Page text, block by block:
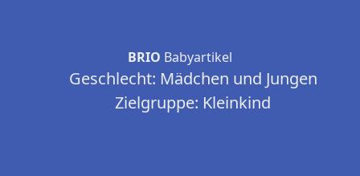
BRIO Babyartikel
Geschlecht: Mädchen und Jungen
Zielgruppe: Kleinkind